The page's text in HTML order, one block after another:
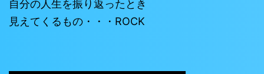
自分の人生を振り返ったとき
見えてくるもの・・・ROCK